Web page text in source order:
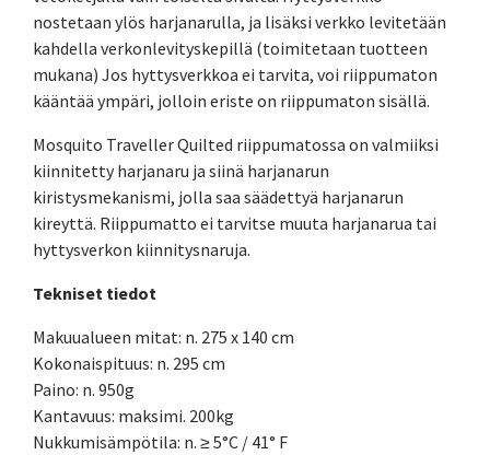
nostetaan ylös harjanarulla, ja lisäksi verkko levitetään
kahdella verkonlevityskepillä (toimitetaan tuotteen
mukana) Jos hyttysverkkoa ei tarvita, voi riippumaton
kääntää ympäri, jolloin eriste on riippumaton sisällä.
Mosquito Traveller Quilted riippumatossa on valmiiksi
kiinnitetty harjanaru ja siinä harjanarun
kiristysmekanismi, jolla saa säädettyä harjanarun
kireyttä. Riippumatto ei tarvitse muuta harjanarua tai
hyttysverkon kiinnitysnaruja.
Tekniset tiedot
Makuualueen mitat: n. 275 x 140 cm
Kokonaispituus: n. 295 cm
Paino: n. 950g
Kantavuus: maksimi. 200kg
Nukkumisämpötila: n. ≥ 5°C / 41° F